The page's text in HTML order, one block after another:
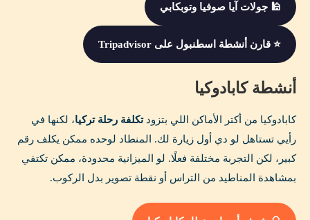
🕌 جولات آيا صوفيا وتوبكابي
⭐ قارن أنشطة اسطنبول على Tripadvisor
أنشطة كابادوكيا
كابادوكيا من أكتر الأماكن اللي بتزودتكلفة رحلة تركيا، لكنها في
رأيي تستاهل لو دي أول زيارة لك. المنطاد لوحده ممكن يكلف رقم
كبير، لكن التجربة مختلفة فعلًا. لو الميزانية محدودة، ممكن تكتفي
بمشاهدة المناطيد من التراس أو نقطة تصوير بدل الركوب.